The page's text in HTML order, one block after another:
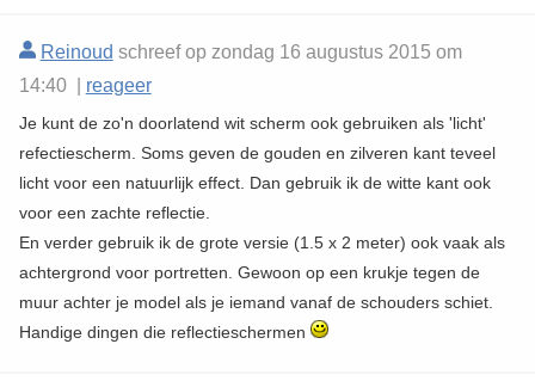
Reinoud schreef op zondag 16 augustus 2015 om
14:40 | reageer
Je kunt de zo'n doorlatend wit scherm ook gebruiken als 'licht'
refectiescherm. Soms geven de gouden en zilveren kant teveel
licht voor een natuurlijk effect. Dan gebruik ik de witte kant ook
voor een zachte reflectie.
En verder gebruik ik de grote versie (1.5 x 2 meter) ook vaak als
achtergrond voor portretten. Gewoon op een krukje tegen de
muur achter je model als je iemand vanaf de schouders schiet.
Handige dingen die reflectieschermen